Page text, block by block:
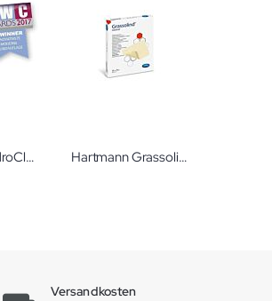
Hartmann HydroClean Wundauflage steril Hartmann Grassolind steril Salbenkompressen
Versandkosten